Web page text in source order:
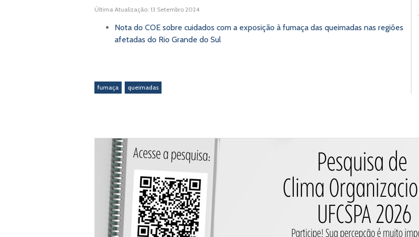
Última Atualização: 13 Setembro 2024
Nota do COE sobre cuidados com a exposição à fumaça das queimadas nas regiões
afetadas do Rio Grande do Sul
fumaça queimadas